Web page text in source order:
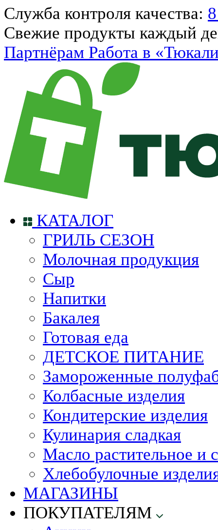
Служба контроля качества:
Свежие продукты каждый
Партнёрам Работа в
КАТАЛОГ
ГРИЛЬ СЕЗОН
Молочная продукция
Сыр
Напитки
Бакалея
Готовая еда
ДЕТСКОЕ ПИТАНИЕ
Замороженные
Колбасные изделия
Кондитерские изделия
Кулинария сладкая
Масло растительное и
Хлебобулочные
МАГАЗИНЫ
ПОКУПАТЕЛЯМ